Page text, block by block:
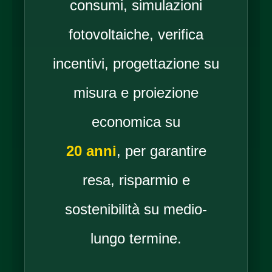
consumi, simulazioni
fotovoltaiche, verifica
incentivi, progettazione su
misura e proiezione
economica su
20 anni, per garantire
resa, risparmio e
sostenibilità su medio-
lungo termine.